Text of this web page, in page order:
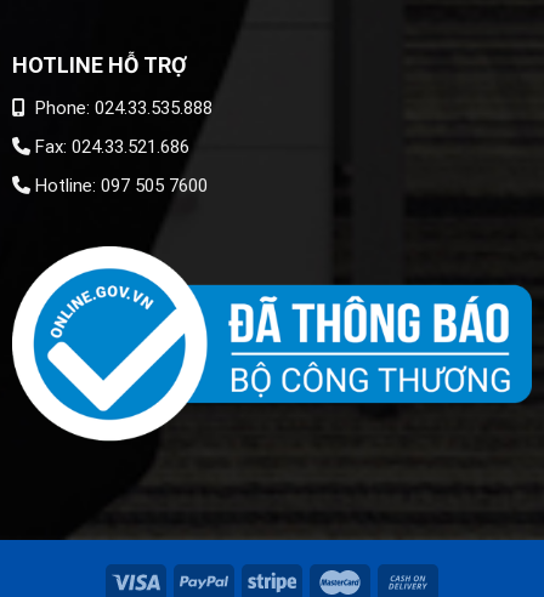
HOTLINE HỖ TRỢ
Phone: 024.33.535.888
Fax: 024.33.521.686
Hotline: 097 505 7600